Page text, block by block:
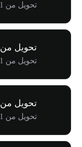
تحويل من 1 ORE إلى Rp1.06M
تحويل من ORE إلى EUR
تحويل من 1 ORE إلى €51.12
تحويل من ORE إلى CAD
تحويل من 1 ORE إلى C$82.43